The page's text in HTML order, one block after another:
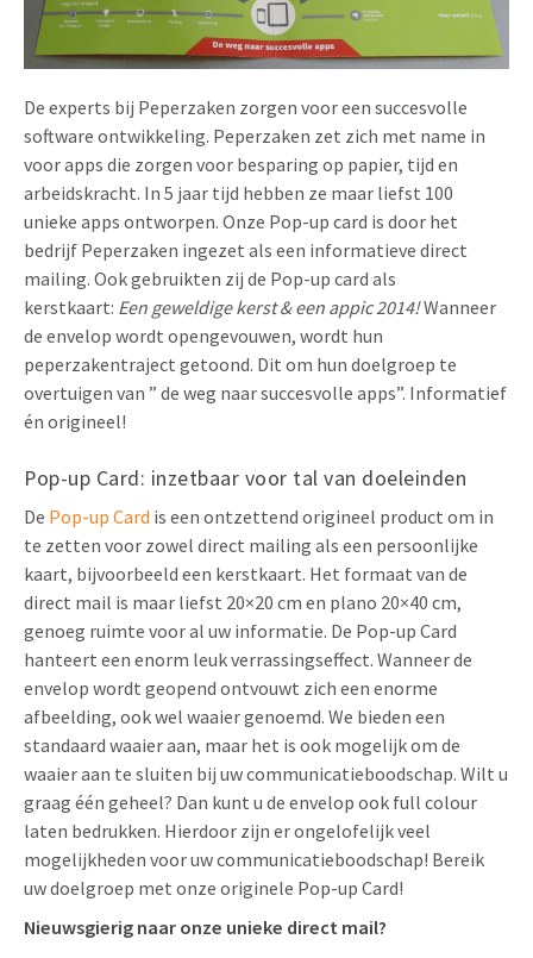
De experts bij Peperzaken zorgen voor een succesvolle
software ontwikkeling. Peperzaken zet zich met name in
voor apps die zorgen voor besparing op papier, tijd en
arbeidskracht. In 5 jaar tijd hebben ze maar liefst 100
unieke apps ontworpen. Onze Pop-up card is door het
bedrijf Peperzaken ingezet als een informatieve direct
mailing. Ook gebruikten zij de Pop-up card als
kerstkaart: Een geweldige kerst & een appic 2014!Wanneer
de envelop wordt opengevouwen, wordt hun
peperzakentraject getoond. Dit om hun doelgroep te
overtuigen van ” de weg naar succesvolle apps”. Informatief
én origineel!
Pop-up Card: inzetbaar voor tal van doeleinden
De Pop-up Card is een ontzettend origineel product om in
te zetten voor zowel direct mailing als een persoonlijke
kaart, bijvoorbeeld een kerstkaart. Het formaat van de
direct mail is maar liefst 20×20 cm en plano 20×40 cm,
genoeg ruimte voor al uw informatie. De Pop-up Card
hanteert een enorm leuk verrassingseffect. Wanneer de
envelop wordt geopend ontvouwt zich een enorme
afbeelding, ook wel waaier genoemd. We bieden een
standaard waaier aan, maar het is ook mogelijk om de
waaier aan te sluiten bij uw communicatieboodschap. Wilt u
graag één geheel? Dan kunt u de envelop ook full colour
laten bedrukken. Hierdoor zijn er ongelofelijk veel
mogelijkheden voor uw communicatieboodschap! Bereik
uw doelgroep met onze originele Pop-up Card!
Nieuwsgierig naar onze unieke direct mail?
Pop-up Kaarten
Geluidskaarten
Lenticular Cards
Twin Sliders
Tabkaarten
Budget kaarten
Andere opvallende mailings
Alle producten
Media Marketing
Automotive Marketing
Non-profit Marketing
Marketing in de Zorg
Duurzame Marketing
Marketing voor Scholen
Horeca Marketing
Food Marketing
Uitnodigingen
App-lancering
Kalender maken
Klantenbinding
Over Ons
Vacatures
Contactgegevens
Duurzaamheid
Brochure downloaden